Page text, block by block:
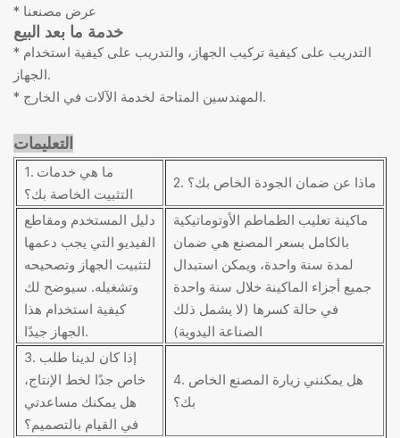
* عرض مصنعنا
خدمة ما بعد البيع
* التدريب على كيفية تركيب الجهاز، والتدريب على كيفية استخدام
الجهاز.
* المهندسين المتاحة لخدمة الآلات في الخارج.
التعليمات
1. ما هي خدمات
التثبيت الخاصة بك؟
2. ماذا عن ضمان الجودة الخاص بك؟
دليل المستخدم ومقاطع
الفيديو التي يجب دعمها
لتثبيت الجهاز وتصحيحه
وتشغيله. سيوضح لك
كيفية استخدام هذا
الجهاز جيدًا.
ماكينة تعليب الطماطم الأوتوماتيكية
بالكامل بسعر المصنع هي ضمان
لمدة سنة واحدة، ويمكن استبدال
جميع أجزاء الماكينة خلال سنة واحدة
في حالة كسرها (لا يشمل ذلك
الصناعة اليدوية)
3. إذا كان لدينا طلب
خاص جدًا لخط الإنتاج،
هل يمكنك مساعدتي
في القيام بالتصميم؟
4. هل يمكنني زيارة المصنع الخاص
بك؟